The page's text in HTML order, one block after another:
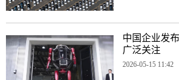
中国企业发
广泛关注
2026-05-15 11:42